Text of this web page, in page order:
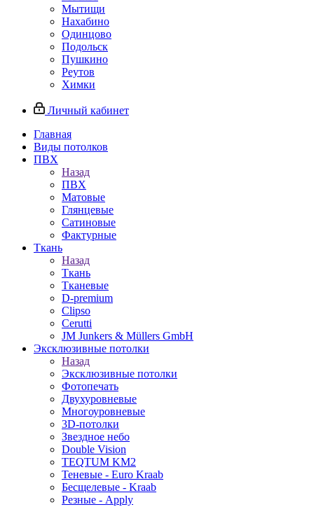
Мытищи
Нахабино
Одинцово
Подольск
Пушкино
Реутов
Химки
Личный кабинет
Главная
Виды потолков
ПВХ
Назад
ПВХ
Матовые
Глянцевые
Сатиновые
Фактурные
Ткань
Назад
Ткань
Тканевые
D-premium
Clipso
Cerutti
JM Junkers & Müllers GmbH
Эксклюзивные потолки
Назад
Эксклюзивные потолки
Фотопечать
Двухуровневые
Многоуровневые
3D-потолки
Звездное небо
Double Vision
TEQTUM KM2
Теневые - Euro Kraab
Бесщелевые - Kraab
Резные - Apply